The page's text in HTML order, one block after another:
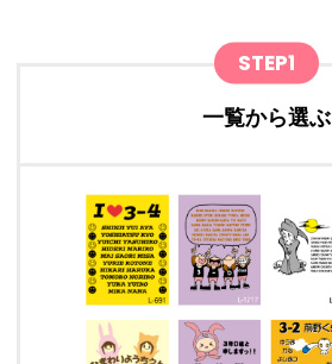
STEP1
一覧から選ぶ